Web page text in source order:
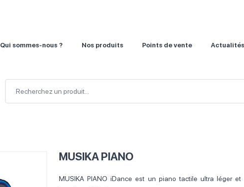
Qui sommes-nous ? Nos produits Points de vente Actualités
MUSIKA PIANO
MUSIKA PIANO iDance est un piano tactile ultra léger